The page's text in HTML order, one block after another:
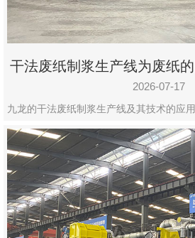
干法废纸制浆生产线为废纸
保障
2026-07-17
九龙的干法废纸制浆生产线及其技术的应